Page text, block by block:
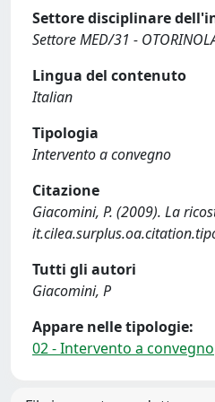
Settore disciplinare
Settore MED/31 -
Lingua del contenuto
Italian
Tipologia
Intervento a convegno
Citazione
Giacomini, P. (2009). La
Tutti gli autori
Giacomini, P
Appare nelle tipologie:
02 - Intervento a convegno